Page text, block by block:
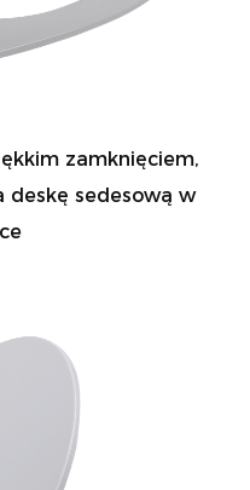
zamknięciem,
deskę sedesową w